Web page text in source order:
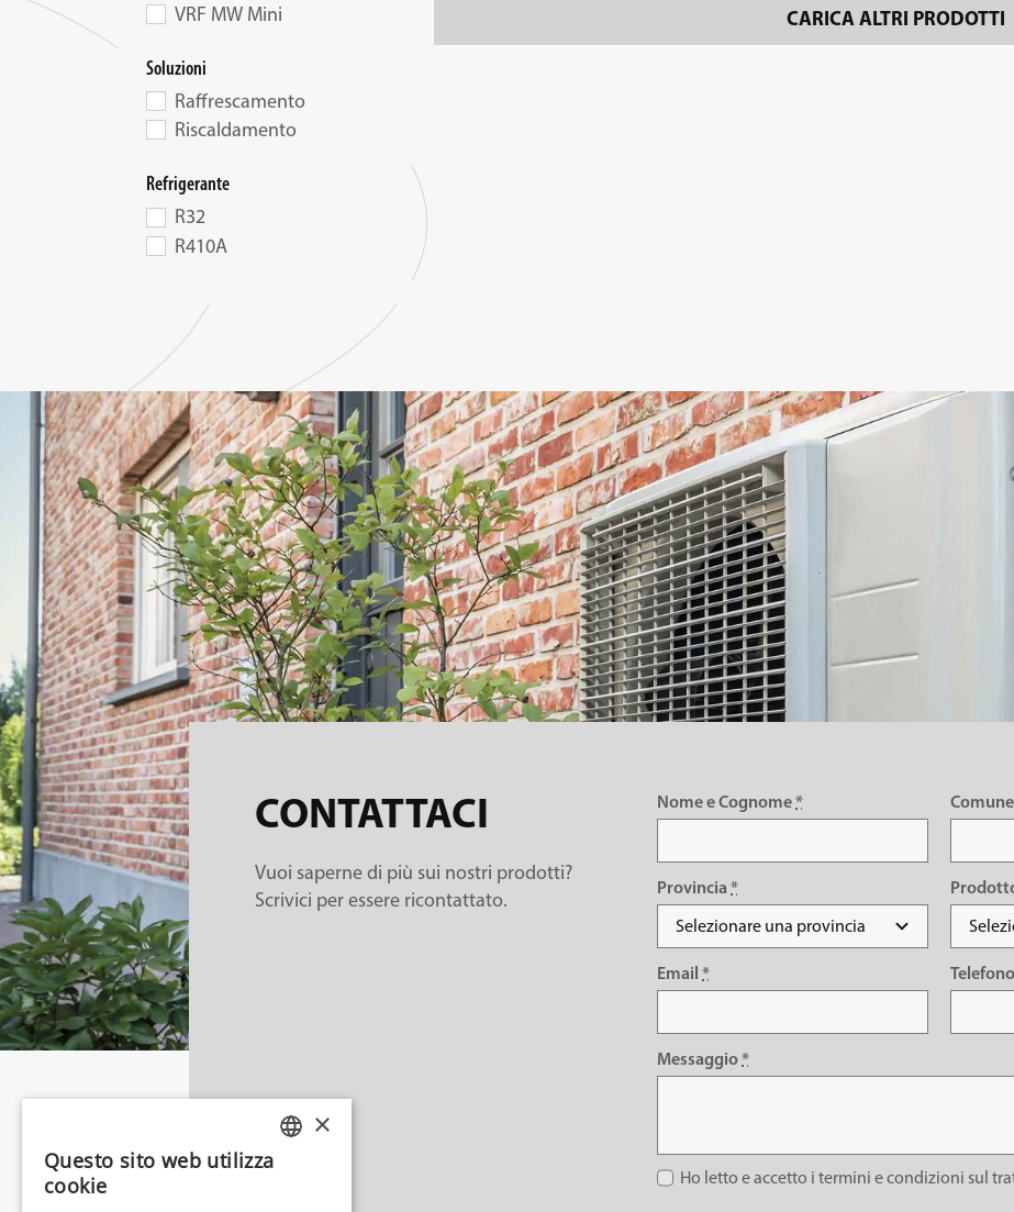
VRF MW Mini
Soluzioni
Raffrescamento
Riscaldamento
Refrigerante
R32
R410A
CARICA ALTRI PRODOTTI
CONTATTACI
Vuoi saperne di più sui nostri prodotti?
Scrivici per essere ricontattato.
Nome e Cognome*
Provincia*
Email*
Messaggio*
Ho letto e accetto i termini e condizioni sul
×
Questo sito web utilizza
cookie